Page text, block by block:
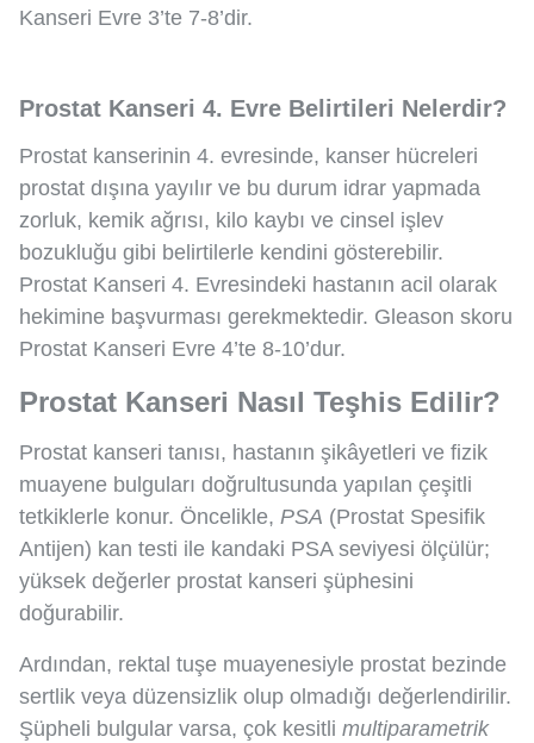
Kanseri Evre 3’te 7-8’dir.
Prostat Kanseri 4. Evre Belirtileri Nelerdir?
Prostat kanserinin 4. evresinde, kanser hücreleri
prostat dışına yayılır ve bu durum idrar yapmada
zorluk, kemik ağrısı, kilo kaybı ve cinsel işlev
bozukluğu gibi belirtilerle kendini gösterebilir.
Prostat Kanseri 4. Evresindeki hastanın acil olarak
hekimine başvurması gerekmektedir. Gleason skoru
Prostat Kanseri Evre 4’te 8-10’dur.
Prostat Kanseri Nasıl Teşhis Edilir?
Prostat kanseri tanısı, hastanın şikâyetleri ve fizik
muayene bulguları doğrultusunda yapılan çeşitli
tetkiklerle konur. Öncelikle, PSA (Prostat Spesifik
Antijen) kan testi ile kandaki PSA seviyesi ölçülür;
yüksek değerler prostat kanseri şüphesini
doğurabilir.
Ardından, rektal tuşe muayenesiyle prostat bezinde
sertlik veya düzensizlik olup olmadığı değerlendirilir.
Şüpheli bulgular varsa, çok kesitli multiparametrik